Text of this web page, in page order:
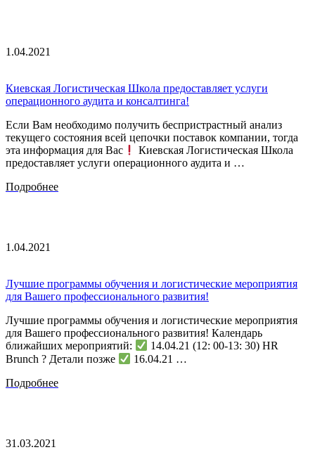
1.04.2021
Киевская Логистическая Школа предоставляет услуги
операционного аудита и консалтинга!
Если Вам необходимо получить беспристрастный анализ
текущего состояния всей цепочки поставок компании, тогда
эта информация для Вас
Киевская Логистическая Школа
предоставляет услуги операционного аудита и …
Подробнее
1.04.2021
Лучшие программы обучения и логистические мероприятия
для Вашего профессионального развития!
Лучшие программы обучения и логистические мероприятия
для Вашего профессионального развития! Календарь
ближайших мероприятий:
14.04.21 (12: 00-13: 30) HR
Brunch ? Детали позже
16.04.21 …
Подробнее
31.03.2021